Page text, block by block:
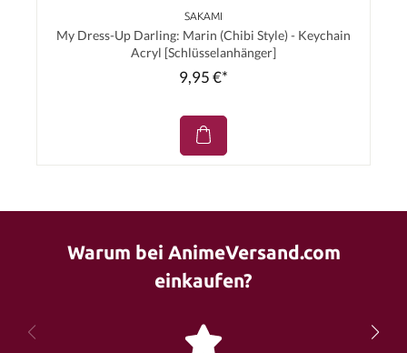
SAKAMI
My Dress-Up Darling: Marin (Chibi Style) - Keychain
Acryl [Schlüsselanhänger]
9,95 €*
Warum bei AnimeVersand.com
einkaufen?